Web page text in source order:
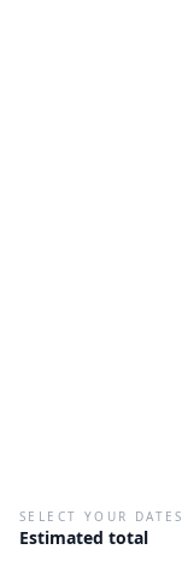
SELECT YOUR DATES
Estimated total